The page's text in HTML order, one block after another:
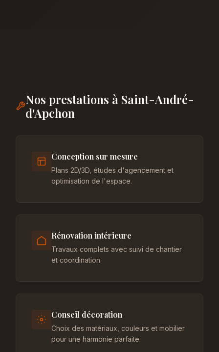
Nos prestations à Saint-André-
d'Apchon
Conception sur mesure
Plans 2D/3D, études d'agencement et
optimisation de l'espace.
Rénovation intérieure
Travaux complets avec suivi de chantier
et coordination.
Conseil décoration
Choix des matériaux, couleurs et mobilier
pour une harmonie parfaite.